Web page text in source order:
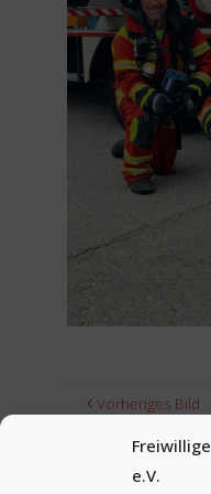
e.V.
Vorheriges Bild